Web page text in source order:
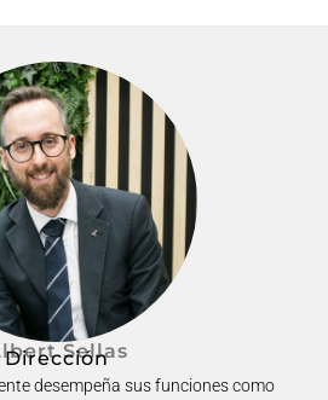
Sellas
Dirección
desempeña sus funciones como